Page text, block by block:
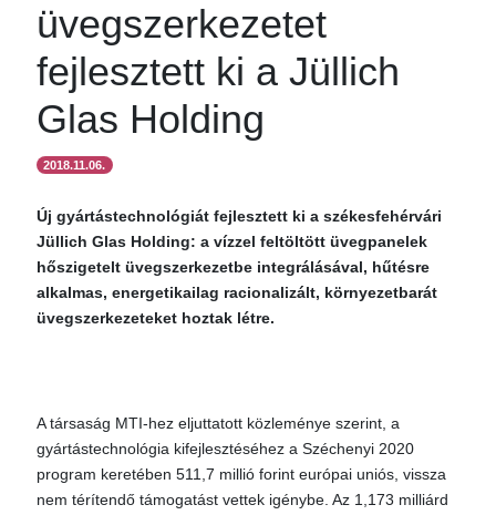
üvegszerkezetet
fejlesztett ki a Jüllich
Glas Holding
2018.11.06.
Új gyártástechnológiát fejlesztett ki a székesfehérvári
Jüllich Glas Holding: a vízzel feltöltött üvegpanelek
hőszigetelt üvegszerkezetbe integrálásával, hűtésre
alkalmas, energetikailag racionalizált, környezetbarát
üvegszerkezeteket hoztak létre.
A társaság MTI-hez eljuttatott közleménye szerint, a
gyártástechnológia kifejlesztéséhez a Széchenyi 2020
program keretében 511,7 millió forint európai uniós, vissza
nem térítendő támogatást vettek igénybe. Az 1,173 milliárd